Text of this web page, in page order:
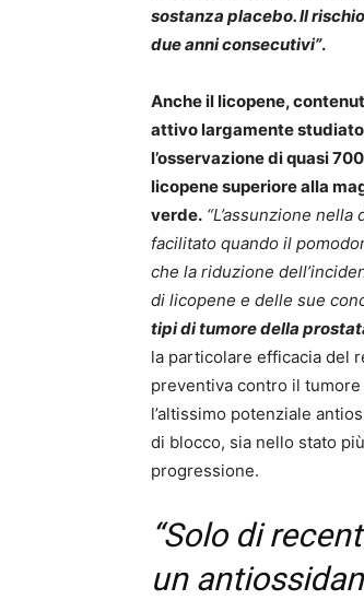
sostanza placebo. Il
due anni consecutivi”.
Anche il licopene,
attivo largamente
l’osservazione di quasi
licopene superiore alla
verde. “L’assunzione
facilitato quando il
che la riduzione
di licopene e delle sue
tipi di tumore della
la particolare efficacia del
preventiva contro il
l’altissimo potenziale
di blocco, sia nello stato
progressione.
“Solo di
un